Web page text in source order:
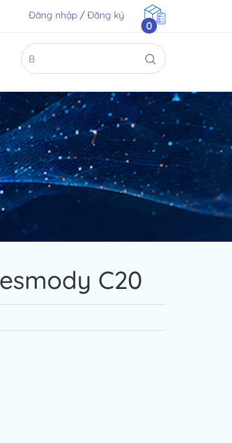
Đăng nhập / Đăng ký
0
C20